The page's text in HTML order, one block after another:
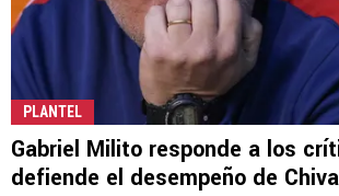
PLANTEL
Gabriel Milito responde a los
defiende el desempeño de